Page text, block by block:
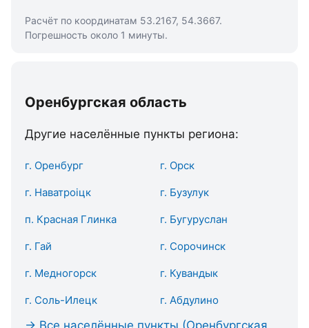
Расчёт по координатам 53.2167, 54.3667.
Погрешность около 1 минуты.
Оренбургская область
Другие населённые пункты региона:
г. Оренбург г. Орск
г. Наватроіцк г. Бузулук
п. Красная Глинка г. Бугуруслан
г. Гай г. Сорочинск
г. Медногорск г. Кувандык
г. Соль-Илецк г. Абдулино
→ Все населённые пункты (Оренбургская